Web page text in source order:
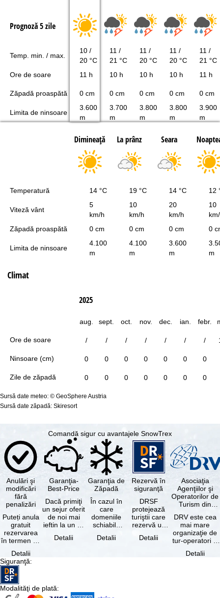
Prognoză 5 zile
Temp. min. / max.
10 /
20 °C
11 /
21 °C
11 /
20 °C
11 /
20 °C
11 /
21 °C
Ore de soare
11 h 10 h 10 h 10 h 11 h
Zăpadă proaspătă 0 cm 0 cm 0 cm 0 cm 0 cm
Limita de ninsoare
3.600
m
3.700
m
3.800
m
3.800
m
3.900
m
Dimineaţă La prânz Seara
Temperatură 14 °C 19 °C 14 °C 12
Viteză vânt
5
km/h
10
km/h
20
km/h
10
Zăpadă proaspătă
0 cm 0 cm 0 cm 0
Limita de ninsoare
4.100
m
4.100
m
3.600
m
m
Climat
Ore de soare
Ninsoare (cm)
Zile de zăpadă
2025
aug. sept. oct. nov. dec. ian. febr.
/ / / / / / /
0 0 0 0 0 0 0
0 0 0 0 0 0 0
Sursă date meteo: © GeoSphere Austria
Sursă date zăpadă: Skiresort
Comandă sigur cu avantajele SnowTrex
Anulări şi
modificări
fără
penalizări
Puteți anula
gratuit
rezervarea
în termen de
data
rezervării, …
Detalii
Garanţia-
Best-Price
Dacă primiţi
un sejur oferit
de noi mai
ieftin la un alt
cu aceleaşi …
Detalii
Garanţia de
Zăpadă
În cazul în
care
domeniile
schiabile
skipass-ul
Detalii
Rezervă în
siguranţă
DRSF
protejează
turiştii care
rezervă un
sau servicii
Detalii
Asociaţia
Agenţiilor şi
Operatorilor de
Turism din
DRV este cea
mai mare
organizaţie de
tur-operatori şi
turism din
Detalii
Siguranţă:
Modalităţi de plată: